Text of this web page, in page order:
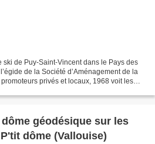
de Puy-Saint-Vincent dans le Pays des
de la Société d’Aménagement de la
privés et locaux, 1968 voit les
géodésique sur les
dôme (Vallouise)